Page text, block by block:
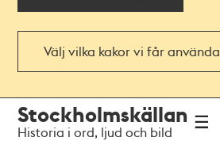
Välj vilka kakor vi får använda
navigationen
huvudinnehållet
Stockholmskällan
Historia i ord, ljud och bild